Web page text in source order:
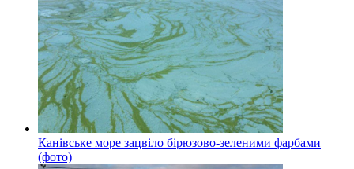
Канівське море зацвіло бірюзово-зеленими фарбами
(фото)